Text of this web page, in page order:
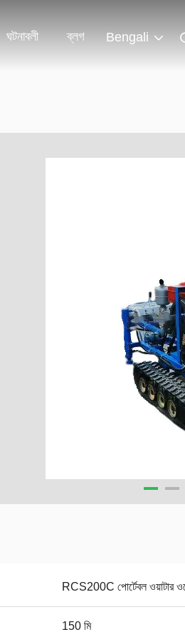
ঘটনাবলী ব্লগ Bengali
RCS200C পোর্টেবল ওয়াটার
150 মি